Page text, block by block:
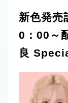
新色発
0：00～
良